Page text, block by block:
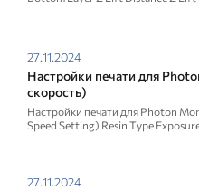
Настройки печати для
скорость)
27.11.2024
Настройки печати для Photon
Speed Setting) Resin Type
27.11.2024